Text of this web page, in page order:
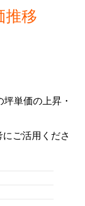
推移
単価の上昇・
ご活用くださ